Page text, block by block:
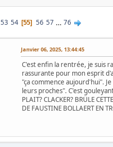
53 54 55 56 57 ... 76
Janvier 06, 2025, 13:44:45
C'est enfin la rentrée, je suis
rassurante pour mon esprit
"ça commence aujourd'hui".
leurs proches". C'est
PLAIT? CLACKER? BRÜLE
DE FAUSTINE BOLLAERT EN